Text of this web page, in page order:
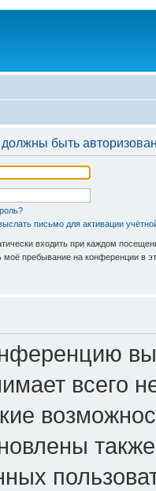
быть
письмо для активации
входить при каждом
моё пребывание на конференции в
всего